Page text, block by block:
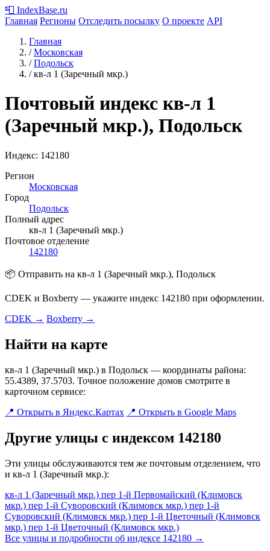
📮 IndexBase.ru
Главная Регионы Отследить посылку О проекте API
Главная
/ Московская
/ Подольск
/ кв-л 1 (Заречный мкр.)
Почтовый индекс кв-л 1
(Заречный мкр.), Подольск
Индекс: 142180
Регион
Московская
Город
Подольск
Полный адрес
кв-л 1 (Заречный мкр.)
Почтовое отделение
142180
📦 Отправить на кв-л 1 (Заречный мкр.), Подольск
CDEK и Boxberry — укажите индекс 142180 при оформлении.
CDEK → Boxberry →
Найти на карте
кв-л 1 (Заречный мкр.) в Подольск — координаты района:
55.4389, 37.5703. Точное положение домов смотрите в
карточном сервисе:
📍 Открыть в Яндекс.Картах 📍 Открыть в Google Maps
Другие улицы с индексом 142180
Эти улицы обслуживаются тем же почтовым отделением, что
и кв-л 1 (Заречный мкр.):
кв-л 1 (Заречный мкр.) пер 1-й Первомайский (Климовск
мкр.) пер 1-й Суворовский (Климовск мкр.) пер 1-й
Суворовский (Климовск мкр.) пер 1-й Цветочный (Климовск
мкр.) пер 1-й Цветочный (Климовск мкр.)
Все улицы и подробности об индексе 142180 →